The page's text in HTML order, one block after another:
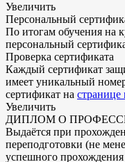
Увеличить
Персональный
По итогам обучения на
персональный
Проверка сертификата
Каждый сертификат
имеет уникальный
сертификат на странице
Увеличить
ДИПЛОМ О
Выдаётся при
переподготовки (не
успешного